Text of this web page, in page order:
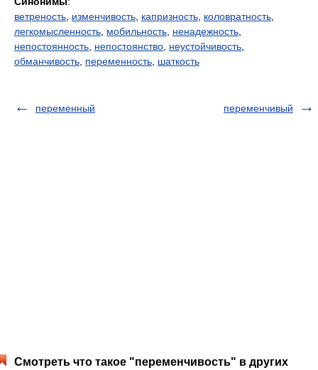
ветреность изменчивость капризность коловратность
легкомысленность мобильность ненадежность
непостоянность непостоянство неустойчивость
обманчивость переменность шаткость
переменный переменчивый
Смотреть что такое "переменчивость" в других